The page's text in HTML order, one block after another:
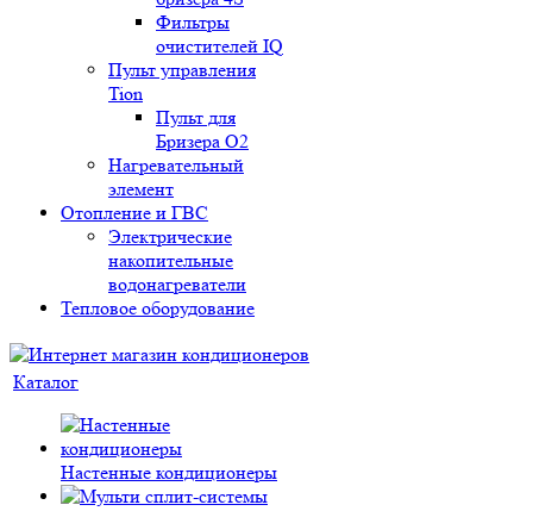
Фильтры
очистителей IQ
Пульт управления
Tion
Пульт для
Бризера O2
Нагревательный
элемент
Отопление и ГВС
Электрические
накопительные
водонагреватели
Тепловое оборудование
Каталог
Настенные кондиционеры